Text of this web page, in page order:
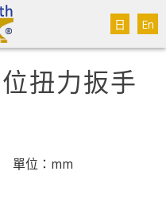
En
日
扭力扳手
位：mm